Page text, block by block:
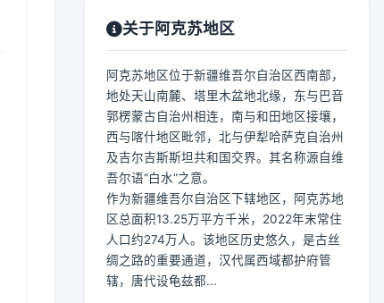
关于阿克苏地区
阿克苏地区位于新疆维吾尔自治区西南部，
地处天山南麓、塔里木盆地北缘，东与巴音
郭楞蒙古自治州相连，南与和田地区接壤，
西与喀什地区毗邻，北与伊犁哈萨克自治州
及吉尔吉斯斯坦共和国交界。其名称源自维
吾尔语“白水”之意。
作为新疆维吾尔自治区下辖地区，阿克苏地
区总面积13.25万平方千米，2022年末常住
人口约274万人。该地区历史悠久，是古丝
绸之路的重要通道，汉代属西域都护府管
辖，唐代设龟兹都...